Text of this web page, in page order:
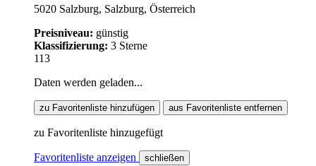
5020 Salzburg, Salzburg, Österreich
Preisniveau: günstig
Klassifizierung: 3 Sterne
113
Daten werden geladen...
zu Favoritenliste hinzufügen aus Favoritenliste entfernen
zu Favoritenliste hinzugefügt
Favoritenliste anzeigen schließen